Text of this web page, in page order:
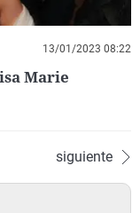
13/01/2023 08:22
Marie
siguiente